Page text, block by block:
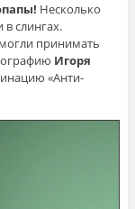
Несколько
слингах.
принимать
Игоря
«Анти-